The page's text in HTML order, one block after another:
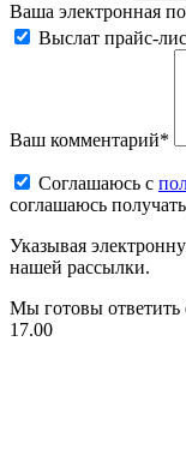
Ваша электронная
Выслат прайс-
Ваш комментарий*
Соглашаюсь c
соглашаюсь
Указывая
нашей рассылки.
Мы готовы ответить
17.00